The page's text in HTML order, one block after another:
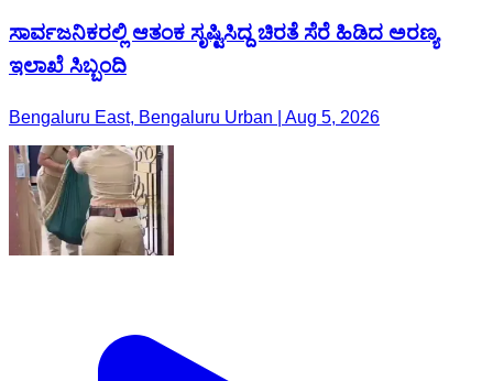
ಸಾರ್ವಜನಿಕರಲ್ಲಿ ಆತಂಕ ಸೃಷ್ಟಿಸಿದ್ದ ಚಿರತೆ ಸೆರೆ ಹಿಡಿದ ಅರಣ್ಯ
ಇಲಾಖೆ ಸಿಬ್ಬಂದಿ
Bengaluru East, Bengaluru Urban | Aug 5, 2026